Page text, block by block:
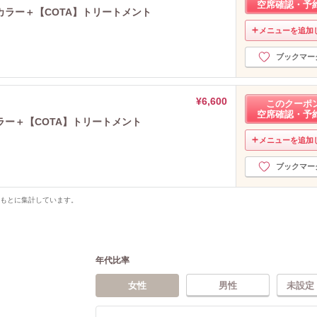
ー＋【COTA】トリートメント
空席確認・予
メニューを追加
ブックマー
¥6,600
＋【COTA】トリートメント
このクーポ
空席確認・予
メニューを追加
ブックマー
とに集計しています。
年代比率
女性 男性 未設定